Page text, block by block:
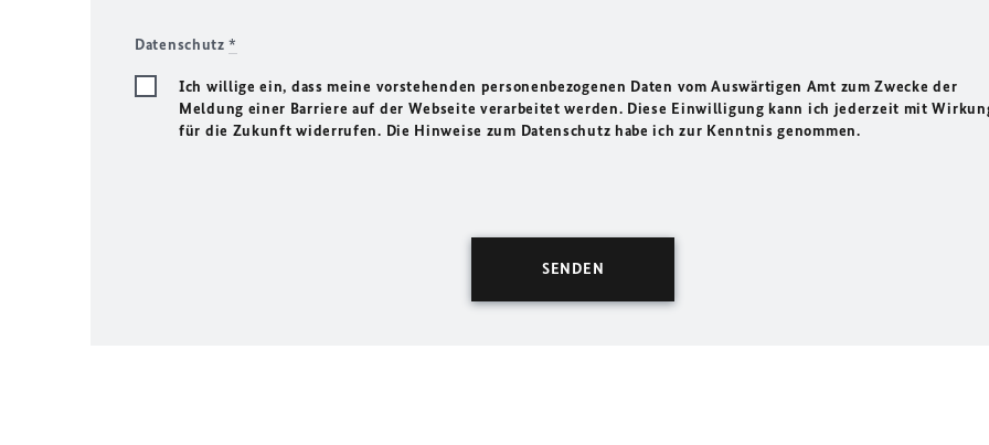
Datenschutz*
Ich willige ein, dass meine vorstehenden personenbezogenen Daten vom Auswärtigen Amt zum Zwecke der
Meldung einer Barriere auf der Webseite verarbeitet werden. Diese Einwilligung kann ich jederzeit mit
für die Zukunft widerrufen. Die Hinweise zum Datenschutz habe ich zur Kenntnis genommen.